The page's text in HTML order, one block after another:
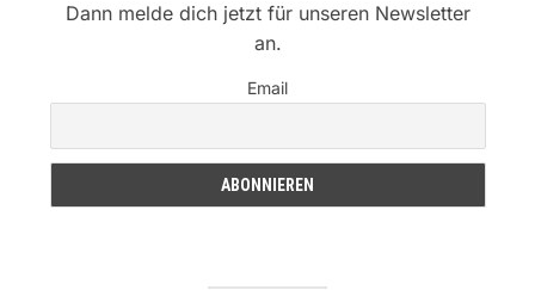
Dann melde dich jetzt für unseren Newsletter
an.
Email